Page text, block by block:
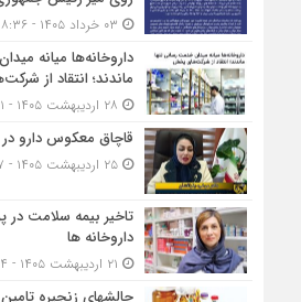
داروخانه‌ها میانه
ماندند؛ انتقاد از
قاچاق معکوس دارو
۲۵ اردیبهشت ۱۴۰۵ - ۹:۱۷
تاخیر بیمه سلامت در
داروخانه ها
چالشهای زنجیره